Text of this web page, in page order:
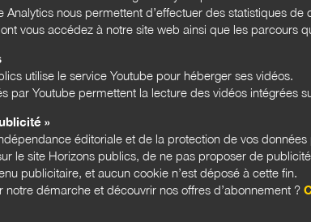
Analytics nous permettent d’effectuer des statistiques de
vous accédez à notre site web ainsi que les parcours
utilise le service Youtube pour héberger ses vidéos.
par Youtube permettent la lecture des vidéos intégrées
»
éditoriale et de la protection de vos données
le site Horizons publics, de ne pas proposer de
publicitaire, et aucun cookie n’est déposé à cette fin.
notre démarche et découvrir nos offres d’abonnement ?